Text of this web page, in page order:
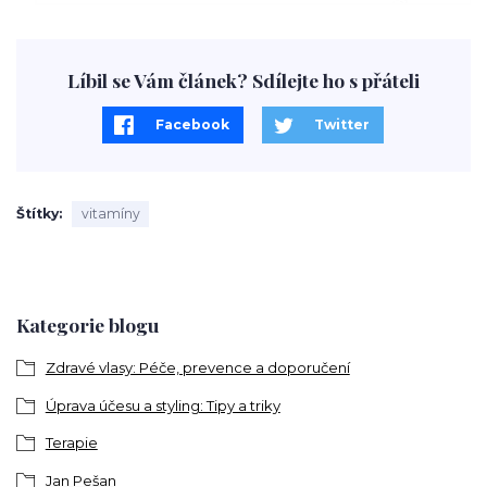
Kategorie blogu
Zdravé vlasy: Péče, prevence a doporučení
Úprava účesu a styling: Tipy a triky
Terapie
Jan Pešan
Líbil se Vám článek? Sdílejte ho s přáteli
Facebook Twitter
Štítky vitamíny